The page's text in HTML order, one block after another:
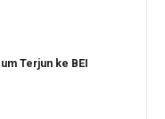
Terjun ke BEI